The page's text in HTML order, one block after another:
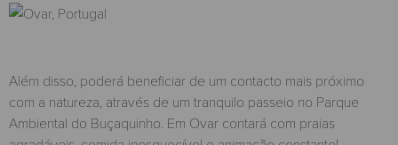
Além disso, poderá beneficiar de um contacto mais próximo
com a natureza, através de um tranquilo passeio no Parque
Ambiental do Buçaquinho. Em Ovar contará com praias